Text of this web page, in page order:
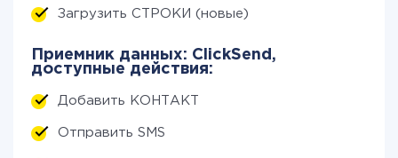
Загрузить СТРОКИ (новые)
Приемник данных: ClickSend,
доступные действия:
Добавить КОНТАКТ
Отправить SMS